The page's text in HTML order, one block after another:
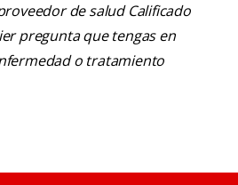
de salud Calificado
pregunta que tengas en
o tratamiento